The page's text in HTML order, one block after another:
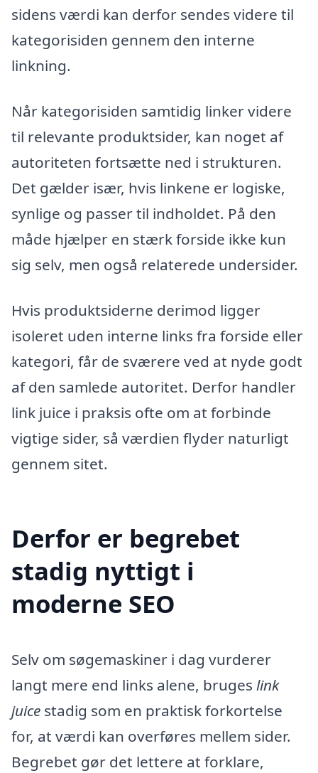
sidens værdi kan derfor sendes videre til
kategorisiden gennem den interne
linkning.
Når kategorisiden samtidig linker videre
til relevante produktsider, kan noget af
autoriteten fortsætte ned i strukturen.
Det gælder især, hvis linkene er logiske,
synlige og passer til indholdet. På den
måde hjælper en stærk forside ikke kun
sig selv, men også relaterede undersider.
Hvis produktsiderne derimod ligger
isoleret uden interne links fra forside eller
kategori, får de sværere ved at nyde godt
af den samlede autoritet. Derfor handler
link juice i praksis ofte om at forbinde
vigtige sider, så værdien flyder naturligt
gennem sitet.
Derfor er begrebet
stadig nyttigt i
moderne SEO
Selv om søgemaskiner i dag vurderer
langt mere end links alene, bruges link
juice stadig som en praktisk forkortelse
for, at værdi kan overføres mellem sider.
Begrebet gør det lettere at forklare,